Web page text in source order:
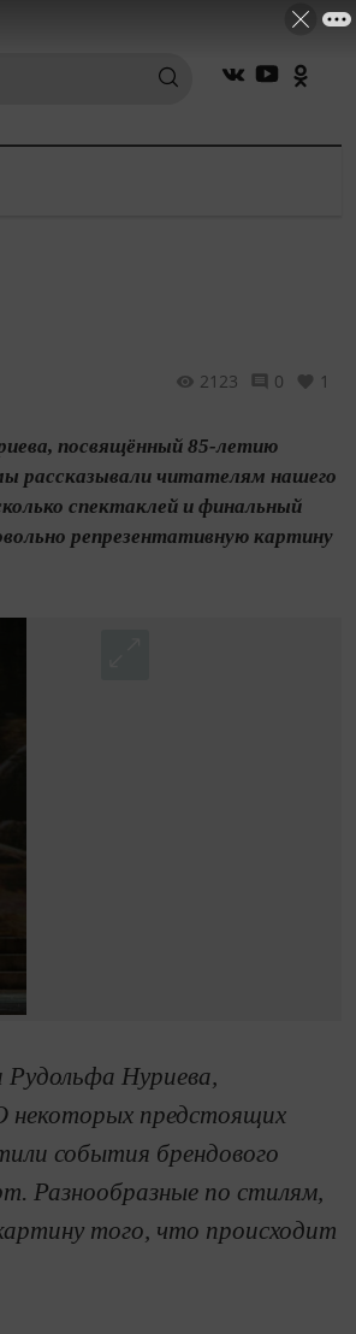
2123 0 1
посвящённый 85-летию
рассказывали читателям нашего
спектаклей и финальный
репрезентативную картину
Нуриева,
некоторых предстоящих
события брендового
Разнообразные по стилям,
того, что происходит